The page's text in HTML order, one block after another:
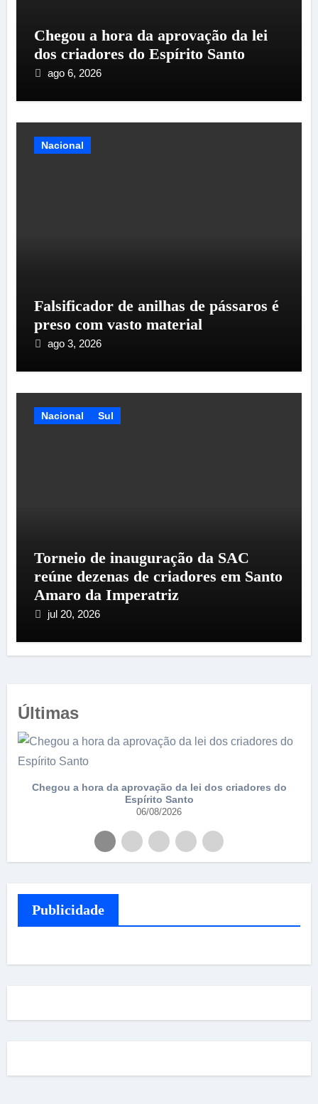
Chegou a hora da aprovação da lei
dos criadores do Espírito Santo
ago 6, 2026
Nacional
Falsificador de anilhas de pássaros é
preso com vasto material
ago 3, 2026
Nacional Sul
Torneio de inauguração da SAC
reúne dezenas de criadores em Santo
Amaro da Imperatriz
jul 20, 2026
Últimas
Chegou a hora da aprovação da lei dos criadores do
Espírito Santo
06/08/2026
Publicidade